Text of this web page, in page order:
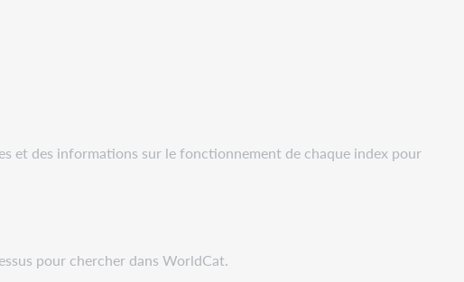
et des informations sur le fonctionnement de chaque index pour
pour chercher dans WorldCat.